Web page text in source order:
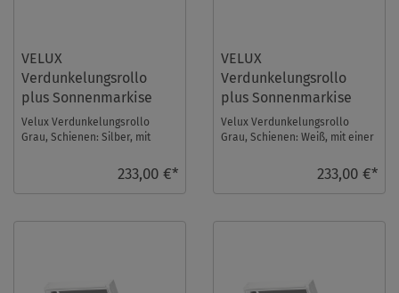
VELUX
Verdunkelungsrollo
plus Sonnenmarkise
DOP S08 0705S
Velux Verdunkelungsrollo
Grau, Schienen: Silber, mit
Fenstergröße: S08 ...233,00 €*
VELUX
Verdunkelungsrollo
plus Sonnenmarkise
DOP S08 0705SWL
Velux Verdunkelungsrollo
Grau, Schienen: Weiß, mit einer
Fenstergröße: S08. ...233,00 €*